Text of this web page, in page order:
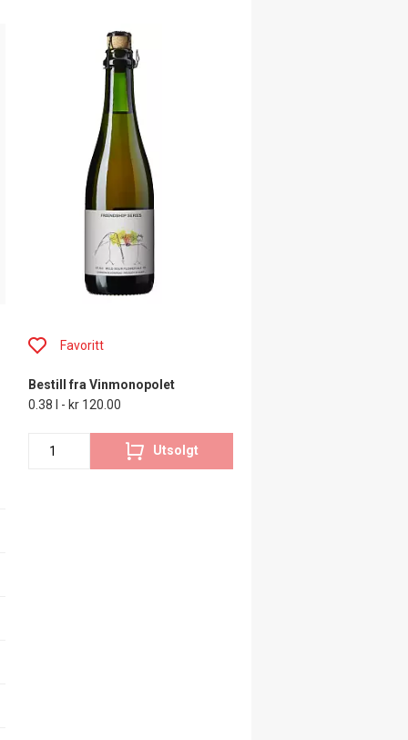
Favoritt
Bestill fra Vinmonopolet
0.38 l - kr 120.00
Utsolgt